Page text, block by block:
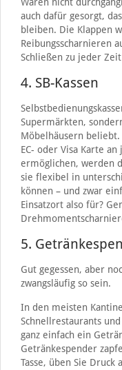
Waren nicht
auch dafür gesorgt,
bleiben. Die Klappen
Reibungsscharnieren
Schließen zu jeder
4. SB-Kassen
Supermärkten,
Möbelhäusern
EC- oder Visa Karte
ermöglichen, werden
sie flexibel in
können – und zwar
Einsatzort also für?
5.
Gut gegessen, aber
zwangsläufig so sein.
In den meisten
Schnellrestaurants
ganz einfach ein
Getränkespender
Tasse, üben Sie Druck